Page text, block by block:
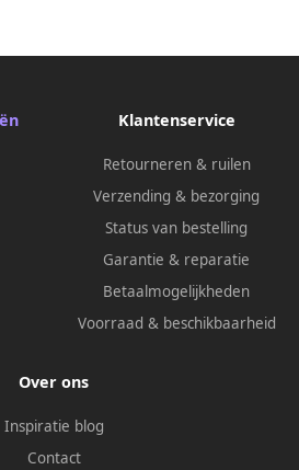
Klantenservice
Retourneren & ruilen
Verzending & bezorging
Status van bestelling
Garantie & reparatie
Betaalmogelijkheden
Voorraad & beschikbaarheid
Over ons
Inspiratie blog
Contact